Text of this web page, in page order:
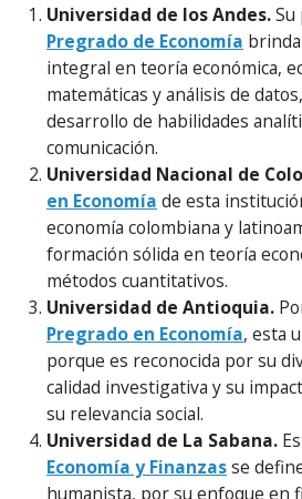
Universidad de los Andes.Su
Pregrado de Economía
integral en teoría económica,
matemáticas y análisis de
desarrollo de habilidades
comunicación.
Universidad Nacional de
en Economía de esta
economía colombiana y
formación sólida en teoría
métodos cuantitativos.
Universidad de Antioquia.
Pregrado en Economía, esta
porque es reconocida por su
calidad investigativa y su
su relevancia social.
Universidad de La Sabana.
Economía y Finanzasse
humanista, por su enfoque en